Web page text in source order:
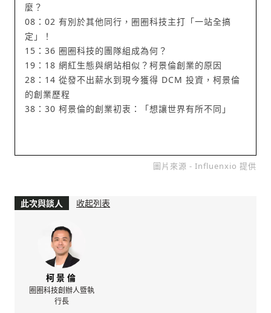
麼？
08：02 有別於其他同行，圈圈科技主打「一站全搞
定」！
15：36 圈圈科技的團隊組成為何？
19：18 網紅生態與網站相似？柯景倫創業的原因
28：14 從發不出薪水到現今獲得 DCM 投資，柯景倫
的創業歷程
38：30 柯景倫的創業初衷：「想讓世界有所不同」
圖片來源 - Influenxio 提供
此次與談人 收起列表
柯景倫
圈圈科技創辦人暨執
行長